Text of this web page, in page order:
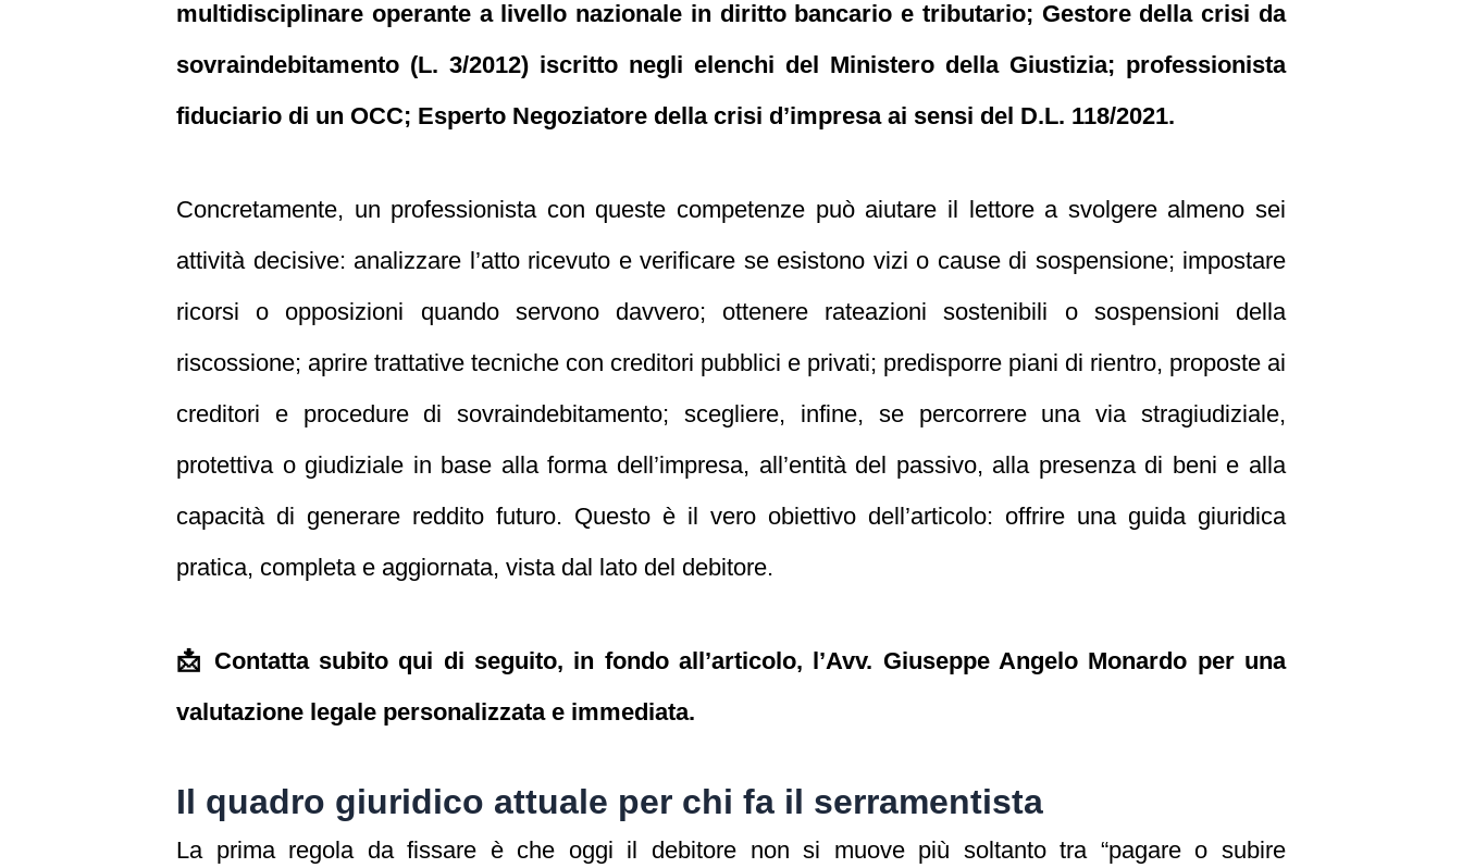
multidisciplinare operante a livello nazionale in diritto bancario e tributario; Gestore della crisi da
sovraindebitamento (L. 3/2012) iscritto negli elenchi del Ministero della Giustizia; professionista
fiduciario di un OCC; Esperto Negoziatore della crisi d’impresa ai sensi del D.L. 118/2021.
Concretamente, un professionista con queste competenze può aiutare il lettore a svolgere almeno sei
attività decisive: analizzare l’atto ricevuto e verificare se esistono vizi o cause di sospensione; impostare
ricorsi o opposizioni quando servono davvero; ottenere rateazioni sostenibili o sospensioni della
riscossione; aprire trattative tecniche con creditori pubblici e privati; predisporre piani di rientro, proposte ai
creditori e procedure di sovraindebitamento; scegliere, infine, se percorrere una via stragiudiziale,
protettiva o giudiziale in base alla forma dell’impresa, all’entità del passivo, alla presenza di beni e alla
capacità di generare reddito futuro. Questo è il vero obiettivo dell’articolo: offrire una guida giuridica
pratica, completa e aggiornata, vista dal lato del debitore.
📩 Contatta subito qui di seguito, in fondo all’articolo, l’Avv. Giuseppe Angelo Monardo per una
valutazione legale personalizzata e immediata.
Il quadro giuridico attuale per chi fa il serramentista
La prima regola da fissare è che oggi il debitore non si muove più soltanto tra “pagare o subire